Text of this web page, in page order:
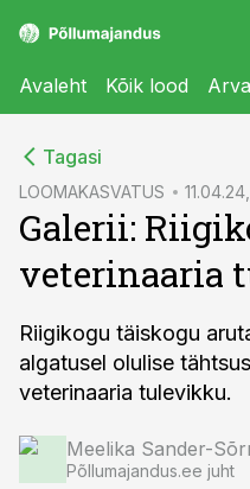
Avaleht Kõik lood
Tagasi
LOOMAKASVATUS
Galerii:
veterinaaria
Riigikogu täiskogu
algatusel olulise
veterinaaria tulevikku.
Meelika Sander-
Põllumajandus.ee juht